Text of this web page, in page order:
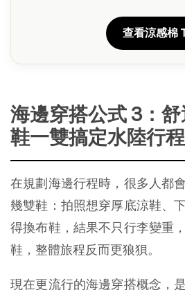
查看涼感棉
海邊穿搭公式 3：
鞋一雙搞定水陸行程
在規劃海邊行程時，很多人都
幾雙鞋：拍照想穿厚底涼鞋、
得換布鞋，結果不只行李變重
鞋，整體旅程反而更狼狽。
現在更流行的海邊穿搭概念，